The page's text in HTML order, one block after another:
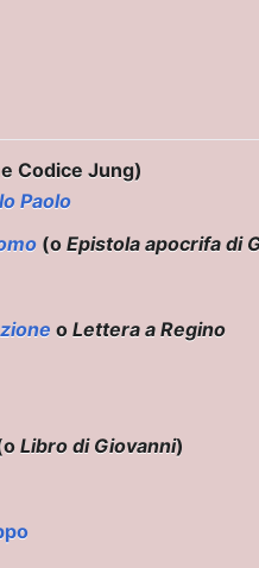
Codice Jung)
Paolo
(o Epistola apocrifa di
o Lettera a Regino
Libro di Giovanni)